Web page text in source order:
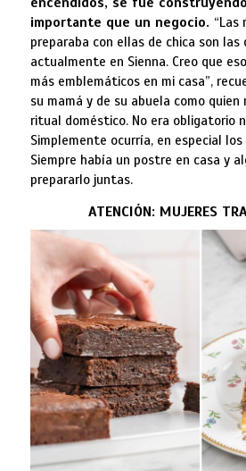
importante que un negocio. “Las
preparaba con ellas de chica son las
actualmente en Sienna. Creo que
más emblemáticos en mi casa”,
su mamá y de su abuela como quien
ritual doméstico. No era obligatorio
Simplemente ocurría, en especial
Siempre había un postre en casa y
prepararlo juntas.
ATENCIÓN: MUJERES